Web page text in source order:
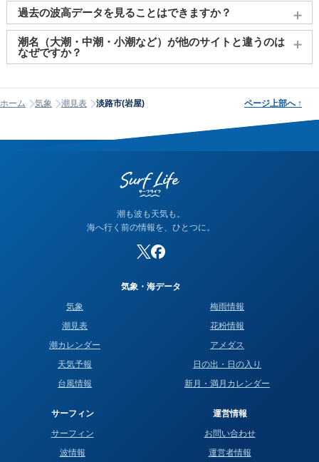
2011～2027年までの16年間分の潮汐情報や日の出・日の入りを
調べることができます。視覚的に分かり易くタイドグラフで、
日の出・日の入り情報も合わせて確認することができます。
過去の波高データを見ることはできますか？
大変申し訳ございませんが、過去の波高データ（波の高さ）に
関してはご提供しておりません。
潮名（大潮・中潮・小潮など）が他のサイトと違うのは
なぜですか？
何日まで大潮」という統一された公的な定義はありません。そ
のため、サイトが採用する計算方式によって、境界にあたる日
って見える場合は、そのサイトが別の方式を使っている可能性
ホーム 気象 潮見表 淡路市(岩屋) ページ上部へ ↑
潮も波も天気も。
海へ行く前の情報を、ひとつに。
気象・海データ
気象
潮見表
潮カレンダー
天気予報
台風情報
梅雨情報
花粉情報
アメダス
日の出・日の入り
新月・満月カレンダー
サーフィン
サーフィン
波情報
運営情報
お問い合わせ
運営者情報